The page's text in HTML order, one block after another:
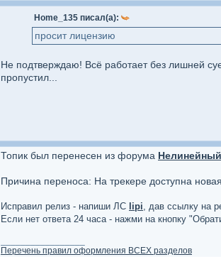
Home_135 писал(а):
просит лицензию
Не подтверждаю! Всё работает без лишней
пропустил...
Топик был перенесен из форума
Причина переноса: На трекере доступна
Исправил релиз - напиши ЛС lipi, дав ссылку на
Если нет ответа 24 часа - нажми на кнопку
Перечень правил оформления ВСЕХ разделов